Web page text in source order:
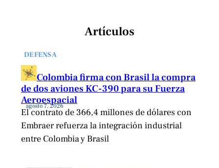
Artículos
DEFENSA
Colombia firma con Brasil la compra
de dos aviones KC-390 para su Fuerza
Aeroespacial
agosto 7, 2026
El contrato de 366,4 millones de dólares con
Embraer refuerza la integración industrial
entre Colombia y Brasil